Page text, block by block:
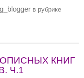
g_blogger в рубрике
КНИГ
Ч.1